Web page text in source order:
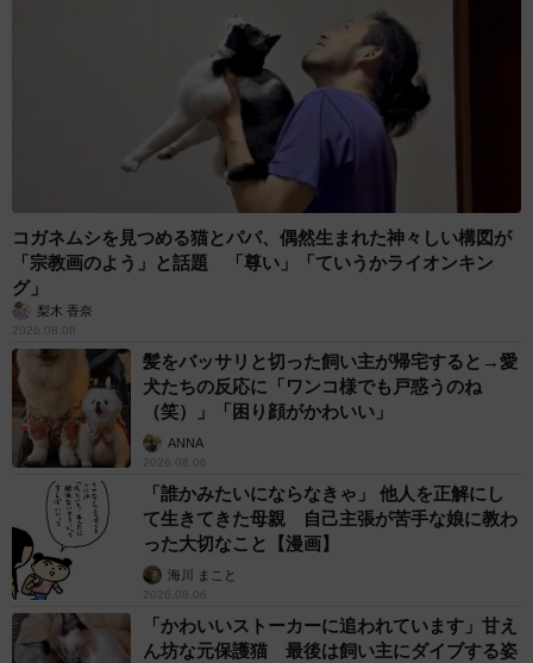
コガネムシを見つめる猫とパパ、偶然生まれた神々しい構図が
「宗教画のよう」と話題 「尊い」「ていうかライオンキン
グ」
梨木 香奈
2026.08.06
髪をバッサリと切った飼い主が帰宅すると→愛
犬たちの反応に「ワンコ様でも戸惑うのね
（笑）」「困り顔がかわいい」
ANNA
2026.08.06
「誰かみたいにならなきゃ」 他人を正解にし
て生きてきた母親 自己主張が苦手な娘に教わ
った大切なこと【漫画】
海川 まこと
2026.08.06
「かわいいストーカーに追われています」甘え
ん坊な元保護猫 最後は飼い主にダイブする姿